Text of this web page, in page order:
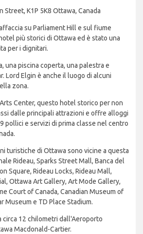
Street, K1P 5K8 Ottawa, Canada
su Parliament Hill e sul fiume
più storici di Ottawa ed è stato una
per i dignitari.
una piscina coperta, una palestra e
Lord Elgin è anche il luogo di alcuni
zona.
Center, questo hotel storico per non
dalle principali attrazioni e offre alloggi
pollici e servizi di prima classe nel centro
turistiche di Ottawa sono vicine a questa
Rideau, Sparks Street Mall, Banca del
Square, Rideau Locks, Rideau Mall,
Ottawa Art Gallery, Art Mode Gallery,
Court of Canada, Canadian Museum of
Museum e TD Place Stadium.
circa 12 chilometri dall'Aeroporto
Macdonald-Cartier.